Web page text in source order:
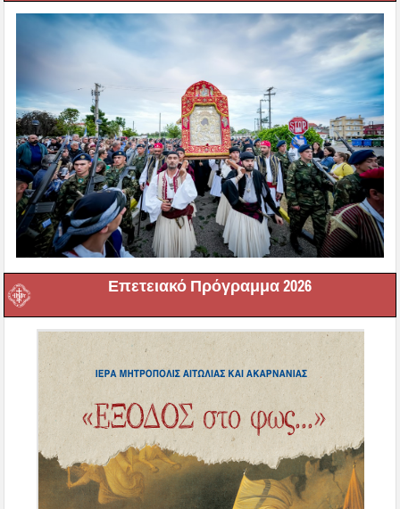
Επετειακό Πρόγραμμα 2026